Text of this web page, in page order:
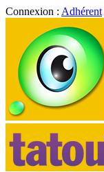
Connexion : Adhérent